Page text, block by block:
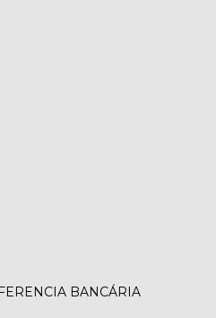
BANCÁRIA